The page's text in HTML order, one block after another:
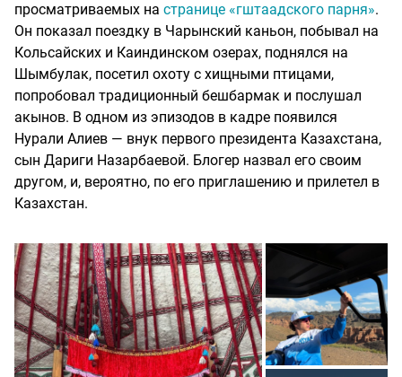
просматриваемых на странице «гштаадского парня».
Он показал поездку в Чарынский каньон, побывал на
Кольсайских и Каиндинском озерах, поднялся на
Шымбулак, посетил охоту с хищными птицами,
попробовал традиционный бешбармак и послушал
акынов. В одном из эпизодов в кадре появился
Нурали Алиев — внук первого президента Казахстана,
сын Дариги Назарбаевой. Блогер назвал его своим
другом, и, вероятно, по его приглашению и прилетел в
Казахстан.